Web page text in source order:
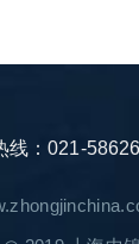
线：021-